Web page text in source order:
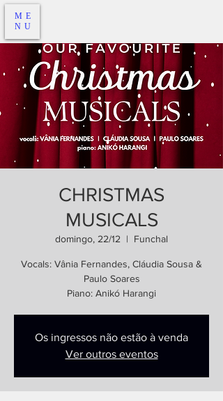
ME
NU
CHRISTMAS
MUSICALS
domingo, 22/12
  |
Funchal
Vocals: Vânia Fernandes, Cláudia Sousa &
Paulo Soares
Piano: Anikó Harangi
Os ingressos não estão à venda
Ver outros eventos